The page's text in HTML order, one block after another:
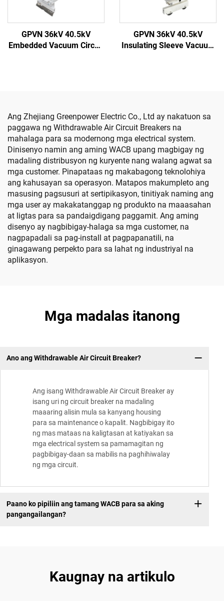
GPVN 36kV 40.5kV
Embedded Vacuum Circuit
GPVN 36kV 40.5kV
Insulating Sleeve Vacuum
Ang Zhejiang Greenpower Electric Co., Ltd ay nakatuon sa
paggawa ng Withdrawable Air Circuit Breakers na
mahalaga para sa modernong mga electrical system.
Dinisenyo namin ang aming WACB upang magbigay ng
madaling distribusyon ng kuryente nang walang agwat sa
mga customer. Pinapataas ng makabagong teknolohiya
ang kahusayan sa operasyon. Matapos makumpleto ang
masusing pagsusuri at sertipikasyon, tinitiyak naming ang
mga user ay makakatanggap ng produkto na maaasahan
at ligtas para sa pandaigdigang paggamit. Ang aming
disenyo ay nagbibigay-halaga sa mga customer, na
nagpapadali sa pag-install at pagpapanatili, na
ginagawang perpekto para sa lahat ng industriyal na
aplikasyon.
Mga madalas itanong
Ano ang Withdrawable Air Circuit Breaker?
Ang isang Withdrawable Air Circuit Breaker ay
isang uri ng circuit breaker na madaling
maaaring alisin mula sa kanyang housing
para sa maintenance o kapalit. Nagbibigay ito
ng mas mataas na kaligtasan at katiyakan sa
mga electrical system sa pamamagitan ng
pagbibigay-daan sa mabilis na paghihiwalay
ng mga circuit.
Paano ko pipiliin ang tamang WACB para sa aking
pangangailangan?
Kaugnay na artikulo